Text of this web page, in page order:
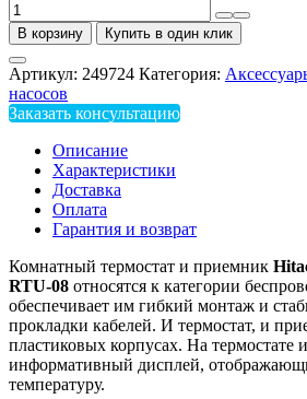
В корзину Купить в один клик
Артикул: 249724 Категория:
насосов
Заказать консультацию
Описание
Характеристики
Доставка
Оплата
Гарантия и возврат
Комнатный термостат и приемник
RTU-08 относятся к категории
обеспечивает им гибкий монтаж и
прокладки кабелей. И термостат, и
пластиковых корпусах. На термостате
информативный дисплей,
температуру.